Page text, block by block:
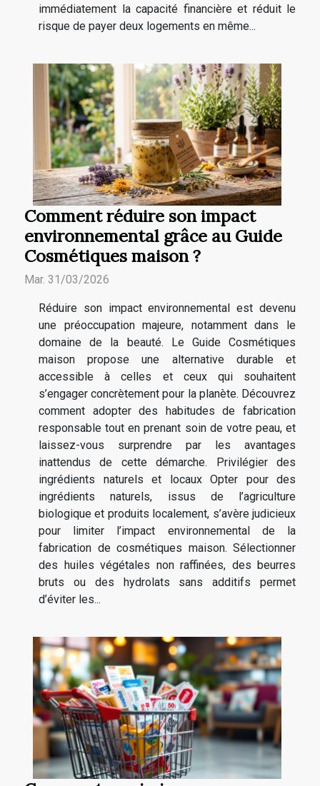
immédiatement la capacité financière et réduit le
risque de payer deux logements en même...
Comment réduire son impact
environnemental grâce au Guide
Cosmétiques maison ?
Mar. 31/03/2026
Réduire son impact environnemental est devenu
une préoccupation majeure, notamment dans le
domaine de la beauté. Le Guide Cosmétiques
maison propose une alternative durable et
accessible à celles et ceux qui souhaitent
s’engager concrètement pour la planète. Découvrez
comment adopter des habitudes de fabrication
responsable tout en prenant soin de votre peau, et
laissez-vous surprendre par les avantages
inattendus de cette démarche. Privilégier des
ingrédients naturels et locaux Opter pour des
ingrédients naturels, issus de l’agriculture
biologique et produits localement, s’avère judicieux
pour limiter l’impact environnemental de la
fabrication de cosmétiques maison. Sélectionner
des huiles végétales non raffinées, des beurres
bruts ou des hydrolats sans additifs permet
d’éviter les...